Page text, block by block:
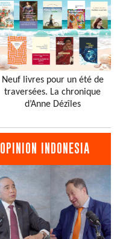
Neuf livres pour un été de
traversées. La chronique
d’Anne Dézîles
OPINION INDONESIA